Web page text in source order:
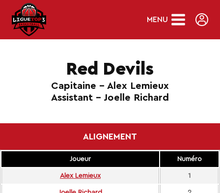
content
MENU
Red Devils
Capitaine - Alex Lemieux
Assistant - Joelle Richard
ALIGNEMENT
Joueur Numéro
Alex Lemieux 1